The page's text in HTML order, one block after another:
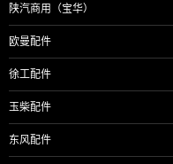
陕汽商用（宝华）
欧曼配件
徐工配件
玉柴配件
东风配件